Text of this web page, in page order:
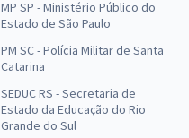
MP SP - Ministério Público do
Estado de São Paulo
PM SC - Polícia Militar de Santa
Catarina
SEDUC RS - Secretaria de
Estado da Educação do Rio
Grande do Sul